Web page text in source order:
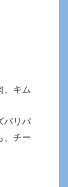
、キム
パリパ
、チー